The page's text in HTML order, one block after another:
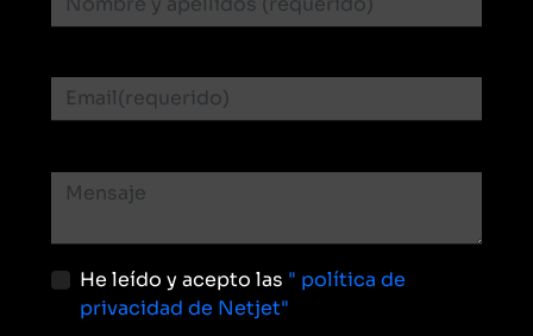
He leído y acepto las " política de
privacidad de Netjet"